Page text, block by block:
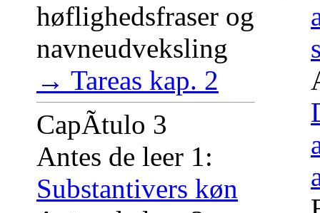
høflighedsfraser og
navneudveksling
→ Tareas kap. 2
CapÃ­tulo 3
Antes de leer 1:
Substantivers køn